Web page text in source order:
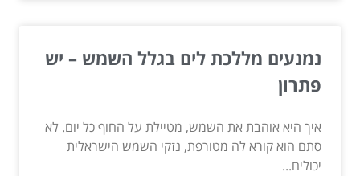
נמנעים מללכת לים בגלל השמש – יש
פתרון
איך היא אוהבת את השמש, מטיילת על החוף כל יום. לא
סתם הוא קורא לה מטורפת, נזקי השמש הישראלית
יכולים...